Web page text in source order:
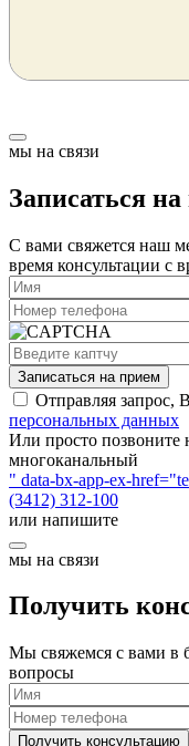
мы на связи
Записаться
С вами свяжется наш
время консультации с
Записаться на прием
Отправляя запрос,
персональных данных
Или просто позвоните
многоканальный
" data-bx-app-ex-
(3412) 312-100
или напишите
мы на связи
Получить
Мы свяжемся с вами в
вопросы
Получить консультацию